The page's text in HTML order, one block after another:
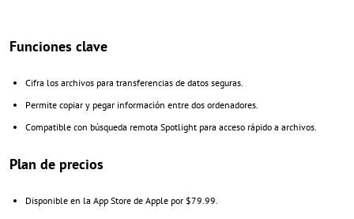
Funciones clave
Cifra los archivos para transferencias de datos seguras.
Permite copiar y pegar información entre dos ordenadores.
Compatible con búsqueda remota Spotlight para acceso rápido a archivos.
Plan de precios
Disponible en la App Store de Apple por $79.99.